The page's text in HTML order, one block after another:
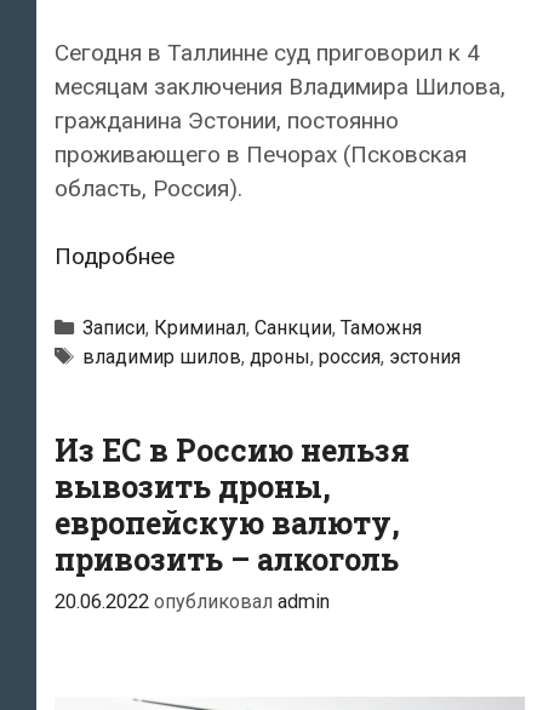
Сегодня в Таллинне суд приговорил к 4
месяцам заключения Владимира Шилова,
гражданина Эстонии, постоянно
проживающего в Печорах (Псковская
область, Россия).
ПодробнееВодителя
пытавшегося
провезти
дроны
для
российской
армии,
приговорили
Рубрики
Записи, Криминал, Санкции, Таможня
Тэги
владимир шилов, дроны, россия, эстония
Из ЕС в Россию нельзя
вывозить дроны,
европейскую валюту,
привозить – алкоголь
20.06.2022 опубликовал admin